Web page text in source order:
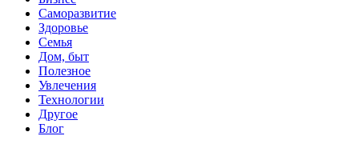
Саморазвитие
Здоровье
Семья
Дом, быт
Полезное
Увлечения
Технологии
Другое
Блог